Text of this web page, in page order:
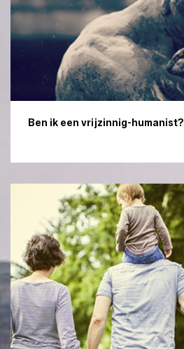
Ben ik een vrijzinnig-humanist?